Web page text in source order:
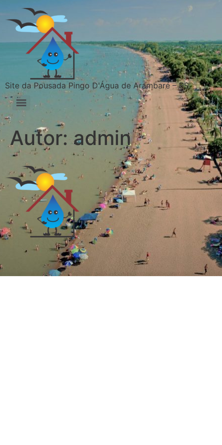
Site da Pousada Pingo D'Água de Arambaré – RS
Autor:admin